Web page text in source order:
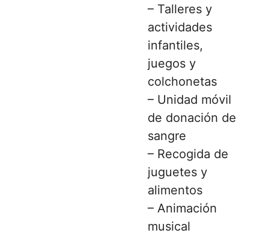
– Talleres y
actividades
infantiles,
juegos y
colchonetas
– Unidad móvil
de donación de
sangre
– Recogida de
juguetes y
alimentos
– Animación
musical